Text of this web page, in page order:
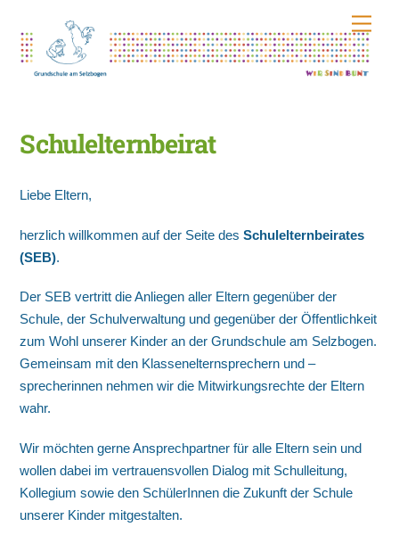
content
Schulelternbeirat
Liebe Eltern,
herzlich willkommen auf der Seite desSchulelternbeirates
(SEB).
Der SEB vertritt die Anliegen aller Eltern gegenüber der
Schule, der Schulverwaltung und gegenüber der Öffentlichkeit
zum Wohl unserer Kinder an der Grundschule am Selzbogen.
Gemeinsam mit den Klassenelternsprechern und –
sprecherinnen nehmen wir die Mitwirkungsrechte der Eltern
wahr.
Wir möchten gerne Ansprechpartner für alle Eltern sein und
wollen dabei im vertrauensvollen Dialog mit Schulleitung,
Kollegium sowie den SchülerInnen die Zukunft der Schule
unserer Kinder mitgestalten.